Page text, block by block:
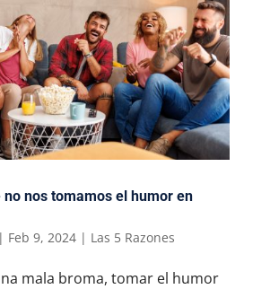
nos tomamos el humor en
| Feb 9, 2024| Las 5 Razones
mala broma, tomar el humor